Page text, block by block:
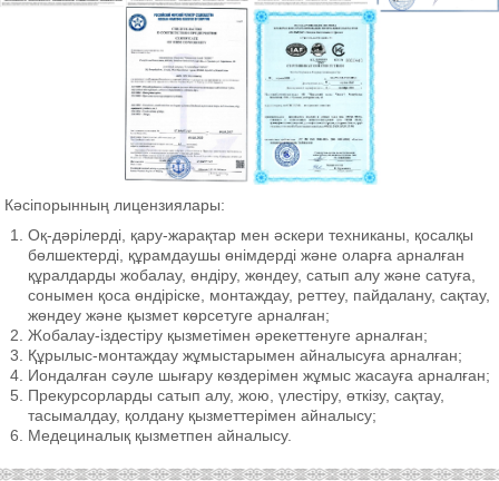
Кәсіпорынның лицензиялары:
Оқ-дәрілерді, қару-жарақтар мен әскери техниканы, қосалқы
бөлшектерді, құрамдаушы өнімдерді және оларға арналған
құралдарды жобалау, өндіру, жөндеу, сатып алу және сатуға,
сонымен қоса өндіріске, монтаждау, реттеу, пайдалану, сақтау,
жөндеу және қызмет көрсетуге арналған;
Жобалау-іздестіру қызметімен әрекеттенуге арналған;
Құрылыс-монтаждау жұмыстарымен айналысуға арналған;
Иондалған сәуле шығару көздерімен жұмыс жасауға арналған;
Прекурсорларды сатып алу, жою, үлестіру, өткізу, сақтау,
тасымалдау, қолдану қызметтерімен айналысу;
Медециналық қызметпен айналысу.